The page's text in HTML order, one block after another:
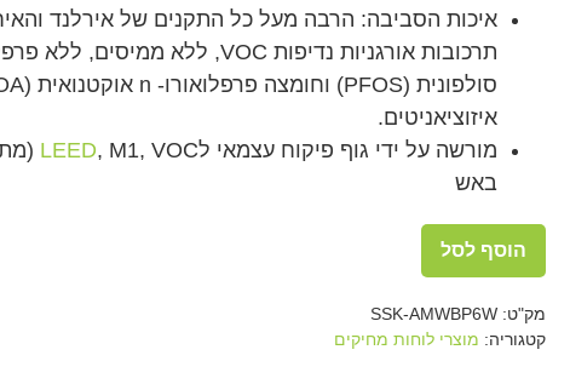
איכות הסביבה: הרבה מעל כל התקנים של אירלנד
איזוציאניטים.
מורשה על ידי גוף פיקוח עצמאי ל
LEED
באש
הוסף לסל
מק"ט: SSK-AMWBP6W
קטגוריה: מוצרי לוחות מחיקים